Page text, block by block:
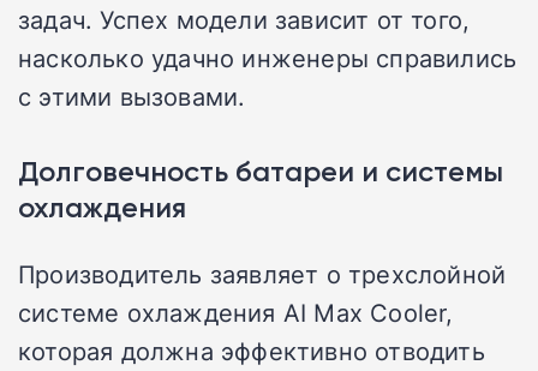
задач. Успех модели зависит от того,
насколько удачно инженеры справились
с этими вызовами.
Долговечность батареи и системы
охлаждения
Производитель заявляет о трехслойной
системе охлаждения AI Max Cooler,
которая должна эффективно отводить